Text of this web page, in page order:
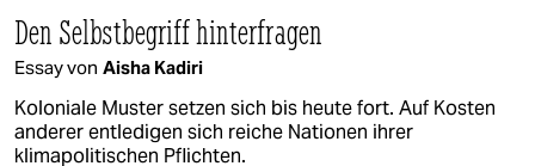
Den Selbstbegriff hinterfragen
Essay von Aisha Kadiri
Koloniale Muster setzen sich bis heute fort. Auf Kosten
anderer entledigen sich reiche Nationen ihrer
klimapolitischen Pflichten.